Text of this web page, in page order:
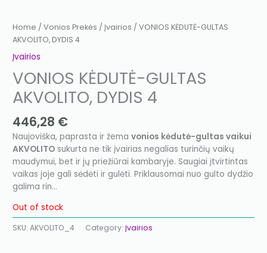
Home /Vonios Prekės / Įvairios / VONIOS KĖDUTĖ-GULTAS
AKVOLITO, DYDIS 4
Įvairios
VONIOS KĖDUTĖ-GULTAS
AKVOLITO, DYDIS 4
446,28 €
Naujoviška, paprasta ir žemavonios kėdutė-gultas vaikui
AKVOLITO sukurta ne tik įvairias negalias turinčių vaikų
maudymui, bet ir jų priežiūrai kambaryje. Saugiai įtvirtintas
vaikas joje gali sėdėti ir gulėti. Priklausomai nuo gulto dydžio
galima rin…
Out of stock
SKU:AKVOLITO_4 Category:Įvairios